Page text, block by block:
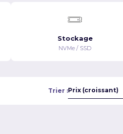
Stockage
NVMe / SSD
Trier :